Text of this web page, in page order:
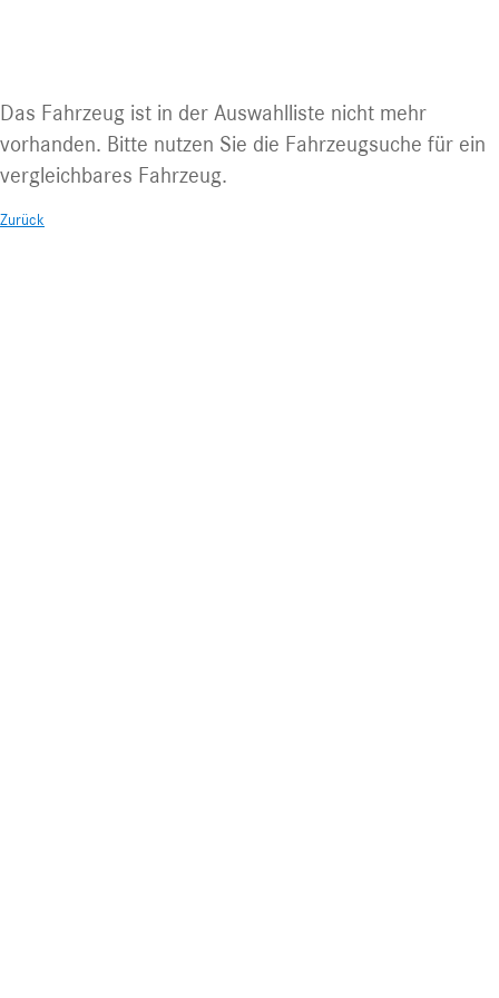
Das Fahrzeug ist in der Auswahlliste nicht mehr
vorhanden. Bitte nutzen Sie die Fahrzeugsuche für ein
vergleichbares Fahrzeug.
Zurück